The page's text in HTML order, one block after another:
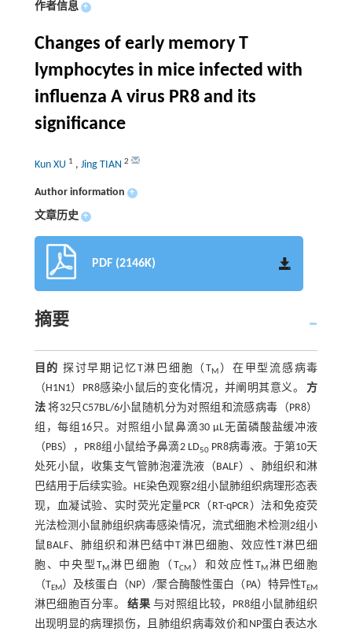
作者信息 +
Changes of early memory T
lymphocytes in mice infected with
influenza A virus PR8 and its
significance
Kun XU 1 , Jing TIAN 2
Author information +
文章历史 +
PDF (2146K)
摘要
目的 探讨早期记忆T淋巴细胞（TM ）在甲型流感病毒
（H1N1）PR8感染小鼠后的变化情况，并阐明其意义。方
法 将32只C57BL/6小鼠随机分为对照组和流感病毒（PR8）
组，每组16只。对照组小鼠鼻滴30 μL无菌磷酸盐缓冲液
（PBS），PR8组小鼠给予鼻滴2 LD50PR8病毒液。于第10天
处死小鼠，收集支气管肺泡灌洗液（BALF）、肺组织和淋
巴结用于后续实验。HE染色观察2组小鼠肺组织病理形态表
现，血凝试验、实时荧光定量PCR（RT-qPCR）法和免疫荧
光法检测小鼠肺组织病毒感染情况，流式细胞术检测2组小
鼠BALF、肺组织和淋巴结中T淋巴细胞、效应性T淋巴细
胞、中央型TM 淋巴细胞（TCM）和效应性TM淋巴细胞
（TEM）及核蛋白（NP）/聚合酶酸性蛋白（PA）特异性TEM
淋巴细胞百分率。结果 与对照组比较，PR8组小鼠肺组织
出现明显的病理损伤，且肺组织病毒效价和NP蛋白表达水